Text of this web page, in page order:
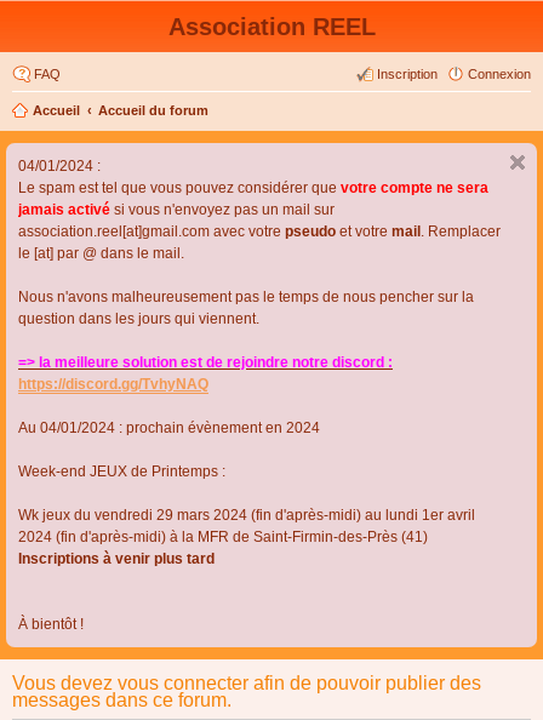
Association REEL
FAQ Connexion
Inscription
Accueil Accueil du forum
04/01/2024 :
Le spam est tel que vous pouvez considérer que votre compte ne sera
jamais activé si vous n'envoyez pas un mail sur
association.reel[at]gmail.com avec votre pseudo et votre mail . Remplacer
le [at] par @ dans le mail.
Nous n'avons malheureusement pas le temps de nous pencher sur la
question dans les jours qui viennent.
=> la meilleure solution est de rejoindre notre discord :
https://discord.gg/TvhyNAQ
Au 04/01/2024 : prochain évènement en 2024
Week-end JEUX de Printemps :
Wk jeux du vendredi 29 mars 2024 (fin d'après-midi) au lundi 1er avril
2024 (fin d'après-midi) à la MFR de Saint-Firmin-des-Près (41)
Inscriptions à venir plus tard
À bientôt !
Vous devez vous connecter afin de pouvoir publier des
messages dans ce forum.